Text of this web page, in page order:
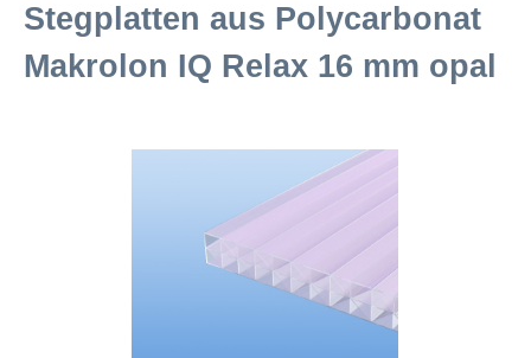
Stegplatten aus Polycarbonat
Makrolon IQ Relax 16 mm opal